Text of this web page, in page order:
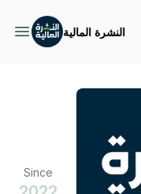
النشرة المالية
Since